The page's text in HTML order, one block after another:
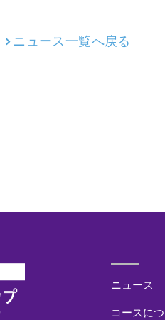
ニュース一覧へ戻る
ニュース
コースに